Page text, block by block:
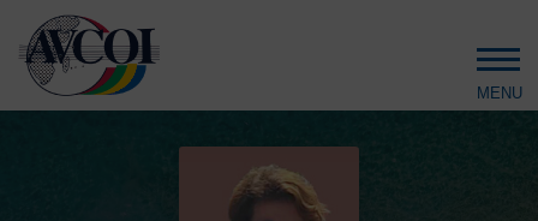
Aller au contenu principal